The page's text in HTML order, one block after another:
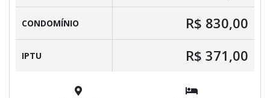
CONDOMÍNIO R$ 830,00
IPTU R$ 371,00